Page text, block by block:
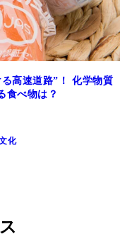
高速道路”！ 化学物質
食べ物は？
化